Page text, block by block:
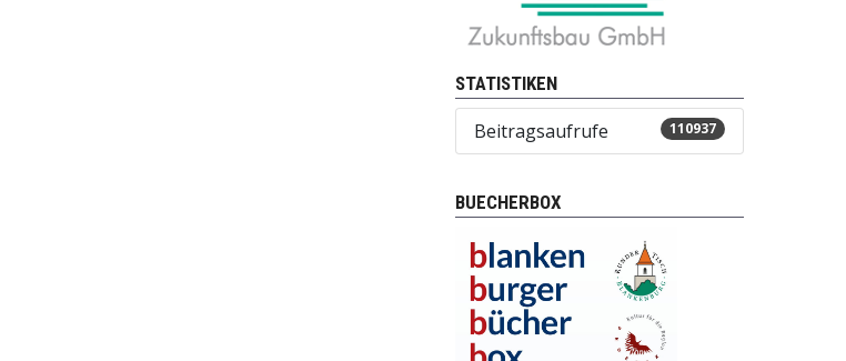
STATISTIKEN
Beitragsaufrufe 110937
BUECHERBOX